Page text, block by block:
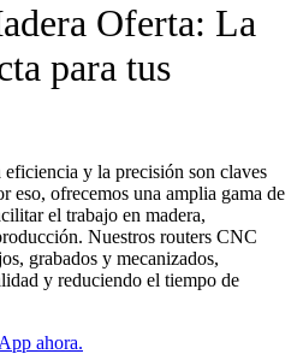
Oferta: La
para tus
y la precisión son claves
eso, ofrecemos una amplia gama de
el trabajo en madera,
Nuestros routers CNC
grabados y mecanizados,
y reduciendo el tiempo de
ahora.